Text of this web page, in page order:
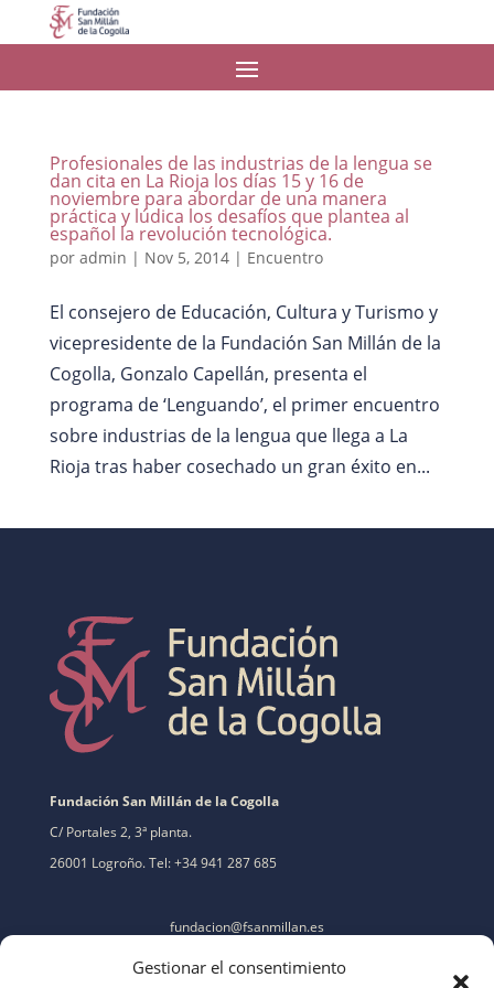
Gestionar el consentimiento
Profesionales de las industrias de la lengua se
dan cita en La Rioja los días 15 y 16 de
noviembre para abordar de una manera
práctica y lúdica los desafíos que plantea al
español la revolución tecnológica.
por admin | Nov 5, 2014| Encuentro
El consejero de Educación, Cultura y Turismo y
vicepresidente de la Fundación San Millán de la
Cogolla, Gonzalo Capellán, presenta el
programa de ‘Lenguando’, el primer encuentro
sobre industrias de la lengua que llega a La
Rioja tras haber cosechado un gran éxito en...
Fundación San Millán de la Cogolla
C/ Portales 2, 3ª planta.
26001 Logroño. Tel: +34 941 287 685
fundacion@fsanmillan.es